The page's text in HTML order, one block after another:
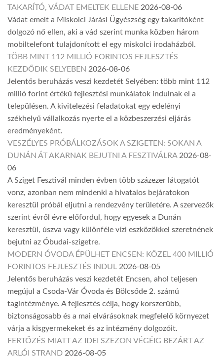
TAKARÍTÓ, VÁDAT EMELTEK ELLENE 2026-08-06
Vádat emelt a Miskolci Járási Ügyészség egy takarítóként
dolgozó nő ellen, aki a vád szerint munka közben három
mobiltelefont tulajdonított el egy miskolci irodaházból.
TÖBB MINT 112 MILLIÓ FORINTOS FEJLESZTÉS
KEZDŐDIK SELYEBEN 2026-08-06
Jelentős beruházás veszi kezdetét Selyében: több mint 112
millió forint értékű fejlesztési munkálatok indulnak el a
településen. A kivitelezési feladatokat egy edelényi
székhelyű vállalkozás nyerte el a közbeszerzési eljárás
eredményeként.
VESZÉLYES PRÓBÁLKOZÁSOK A SZIGETEN: SOKAN A
DUNÁN ÁT AKARNAK BEJUTNI A FESZTIVÁLRA 2026-08-
06
A Sziget Fesztivál minden évben több százezer látogatót
vonz, azonban nem mindenki a hivatalos bejáratokon
keresztül próbál eljutni a rendezvény területére. A szervezők
szerint évről évre előfordul, hogy egyesek a Dunán
keresztül, úszva vagy különféle vízi eszközökkel szeretnének
bejutni az Óbudai-szigetre.
MODERN ÓVODA ÉPÜLHET ENCSEN: KÖZEL 400 MILLIÓ
FORINTOS FEJLESZTÉS INDUL 2026-08-05
Jelentős beruházás veszi kezdetét Encsen, ahol teljesen
megújul a Csoda-Vár Óvoda és Bölcsőde 2. számú
tagintézménye. A fejlesztés célja, hogy korszerűbb,
biztonságosabb és a mai elvárásoknak megfelelő környezet
várja a kisgyermekeket és az intézmény dolgozóit.
FERTŐZÉS MIATT AZ IDEI SZEZON VÉGÉIG BEZÁRT AZ
ARLÓI STRAND 2026-08-05